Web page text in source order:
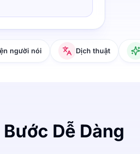
người nói Dịch thuật
Dễ Dàng